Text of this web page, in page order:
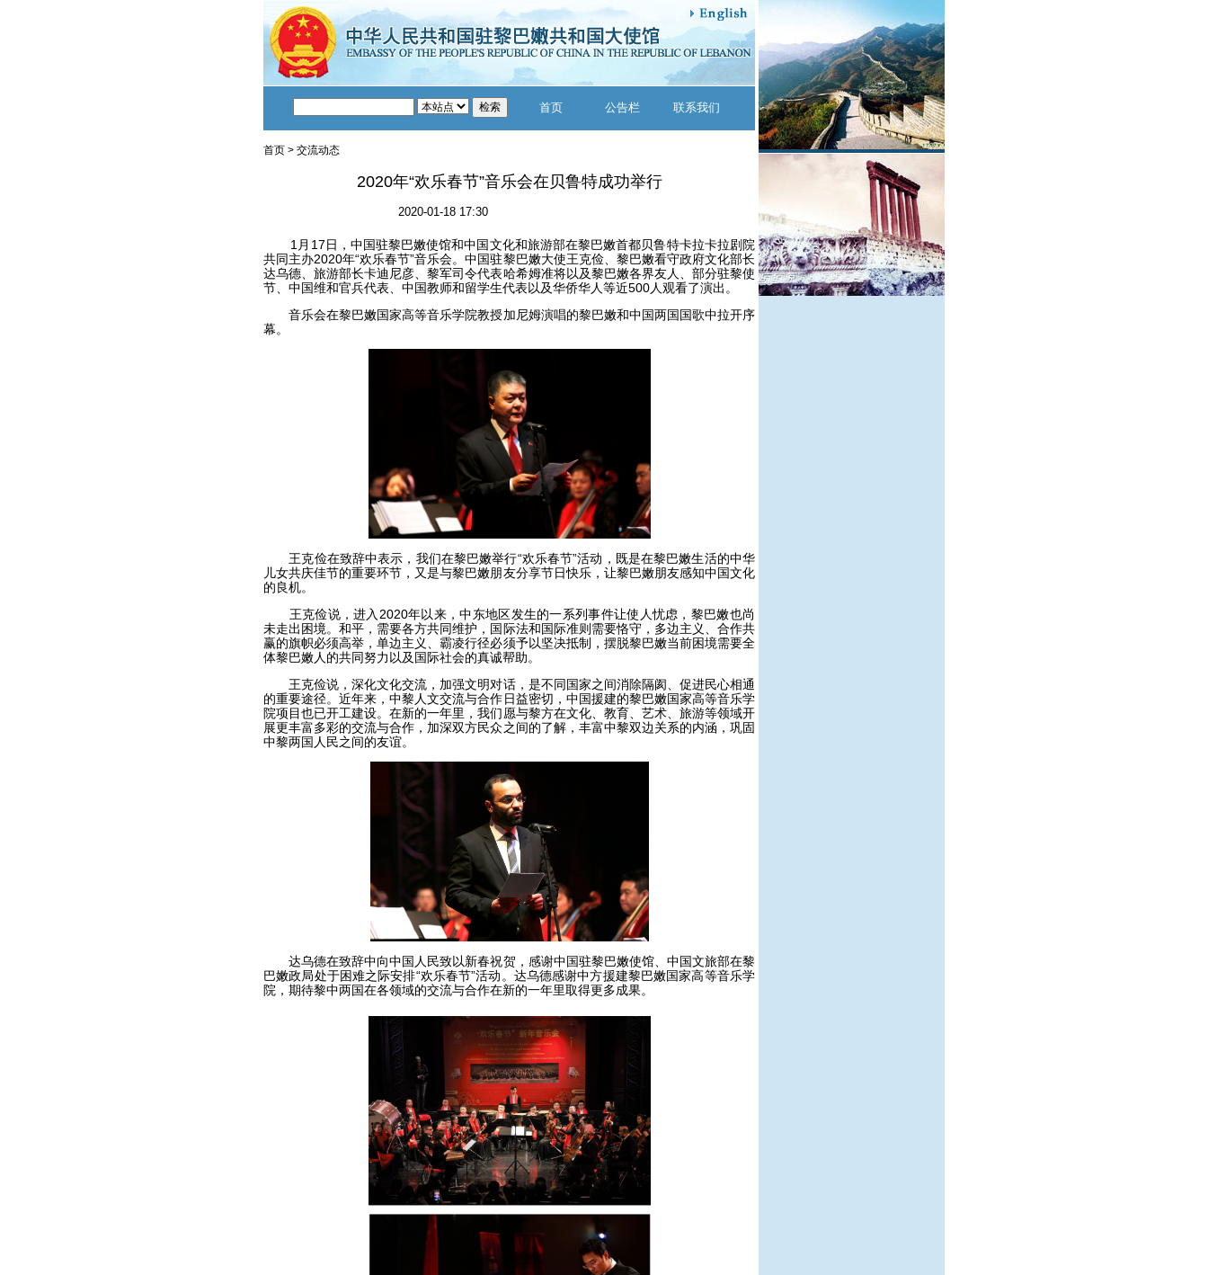
首页 公告栏 联系我们
首页 > 交流动态
2020年“欢乐春节”音乐会在贝鲁特成功举行
2020-01-18 17:30
1月17日，中国驻黎巴嫩使馆和中国文化和旅游部在黎巴嫩首都贝鲁特卡拉卡拉剧院
共同主办2020年“欢乐春节”音乐会。中国驻黎巴嫩大使王克俭、黎巴嫩看守政府文化部长
达乌德、旅游部长卡迪尼彦、黎军司令代表哈希姆准将以及黎巴嫩各界友人、部分驻黎使
节、中国维和官兵代表、中国教师和留学生代表以及华侨华人等近500人观看了演出。
音乐会在黎巴嫩国家高等音乐学院教授加尼姆演唱的黎巴嫩和中国两国国歌中拉开序
幕。
王克俭在致辞中表示，我们在黎巴嫩举行“欢乐春节”活动，既是在黎巴嫩生活的中华
儿女共庆佳节的重要环节，又是与黎巴嫩朋友分享节日快乐，让黎巴嫩朋友感知中国文化
的良机。
王克俭说，进入2020年以来，中东地区发生的一系列事件让使人忧虑，黎巴嫩也尚
未走出困境。和平，需要各方共同维护，国际法和国际准则需要恪守，多边主义、合作共
赢的旗帜必须高举，单边主义、霸凌行径必须予以坚决抵制，摆脱黎巴嫩当前困境需要全
体黎巴嫩人的共同努力以及国际社会的真诚帮助。
王克俭说，深化文化交流，加强文明对话，是不同国家之间消除隔阂、促进民心相通
的重要途径。近年来，中黎人文交流与合作日益密切，中国援建的黎巴嫩国家高等音乐学
院项目也已开工建设。在新的一年里，我们愿与黎方在文化、教育、艺术、旅游等领域开
展更丰富多彩的交流与合作，加深双方民众之间的了解，丰富中黎双边关系的内涵，巩固
中黎两国人民之间的友谊。
达乌德在致辞中向中国人民致以新春祝贺，感谢中国驻黎巴嫩使馆、中国文旅部在黎
巴嫩政局处于困难之际安排“欢乐春节”活动。达乌德感谢中方援建黎巴嫩国家高等音乐学
院，期待黎中两国在各领域的交流与合作在新的一年里取得更多成果。